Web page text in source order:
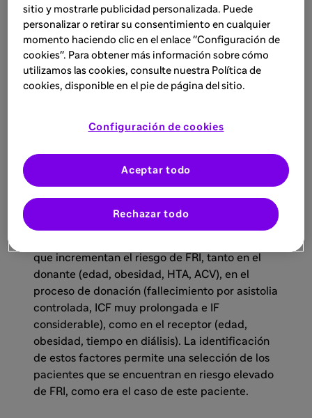
nefropatía no filiada, con HTA, dislipemia,
obesidad y SAHS. Este paciente recibe un
injerto renal procedente de una donante en
asistolia controlada de 72 años, con IMC de
30,4 kg/m2, HTA, dislipemia, con antecedentes
realizó tras 32 minutos de isquemia caliente
funcional (ICF), seguida de perfusión regional
normotérmica, y posteriormente se procedió al
implante, tras 13,3 h de isquemia fría (IF)
estática.
que incrementan el riesgo de FRI, tanto en el
donante (edad, obesidad, HTA, ACV), en el
proceso de donación (fallecimiento por asistolia
controlada, ICF muy prolongada e IF
considerable), como en el receptor (edad,
obesidad, tiempo en diálisis). La identificación
de estos factores permite una selección de los
pacientes que se encuentran en riesgo elevado
de FRI, como era el caso de este paciente.
sitio y mostrarle publicidad personalizada. Puede
personalizar o retirar su consentimiento en cualquier
momento haciendo clic en el enlace "Configuración de
cookies". Para obtener más información sobre cómo
utilizamos las cookies, consulte nuestra Política de
cookies, disponible en el pie de página del sitio.
Configuración de cookies
Rechazar todo
Aceptar todo